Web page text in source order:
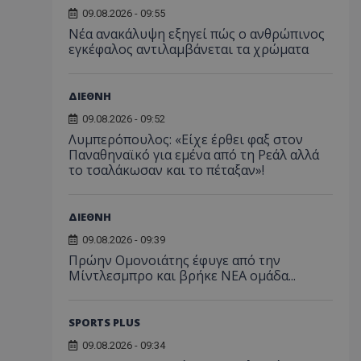
09.08.2026 - 09:55
Νέα ανακάλυψη εξηγεί πώς ο ανθρώπινος
εγκέφαλος αντιλαμβάνεται τα χρώματα
ΔΙΕΘΝΗ
09.08.2026 - 09:52
Λυμπερόπουλος: «Είχε έρθει φαξ στον
Παναθηναϊκό για εμένα από τη Ρεάλ αλλά
το τσαλάκωσαν και το πέταξαν»!
ΔΙΕΘΝΗ
09.08.2026 - 09:39
Πρώην Ομονοιάτης έφυγε από την
Μίντλεσμπρο και βρήκε ΝΕΑ ομάδα...
SPORTS PLUS
09.08.2026 - 09:34